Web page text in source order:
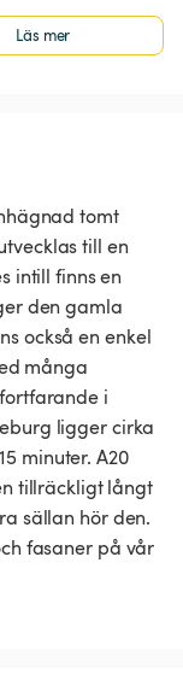
Läs mer
tomt
till en
intill finns en
den gamla
också en enkel
många
i
ligger cirka
minuter. A20
tillräckligt långt
sällan hör den.
fasaner på vår